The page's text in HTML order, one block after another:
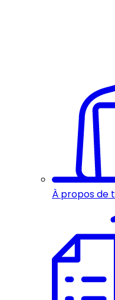
À propos de